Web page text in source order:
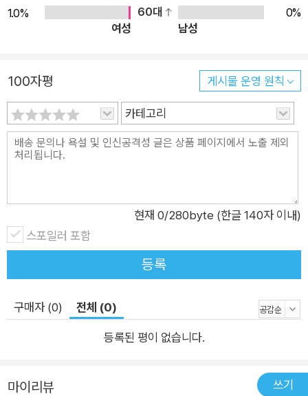
1.0%
60대
0%
여성
남성
100자평 게시물 운영 원칙
카테고리
현재 0/280byte (한글 140자 이내)
스포일러 포함
등록
구매자 (0) 전체 (0)
등록된 평이 없습니다.
마이리뷰 쓰기